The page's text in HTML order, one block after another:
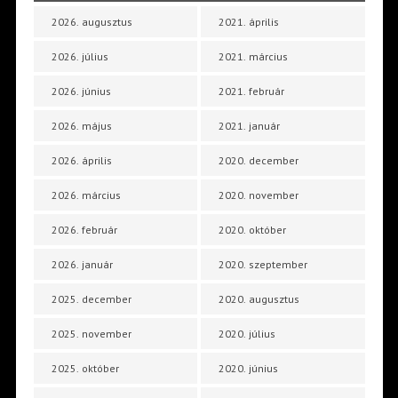
2026. augusztus
2026. július
2026. június
2026. május
2026. április
2026. március
2026. február
2026. január
2025. december
2025. november
2025. október
2021. április
2021. március
2021. február
2021. január
2020. december
2020. november
2020. október
2020. szeptember
2020. augusztus
2020. július
2020. június